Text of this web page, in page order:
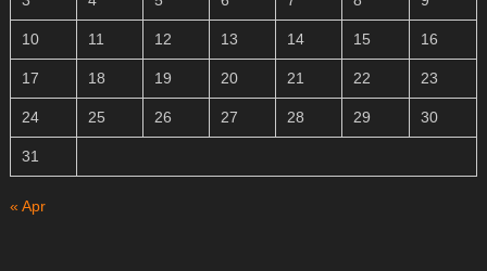
10 11 12 13 14 15 16
17 18 19 20 21 22 23
24 25 26 27 28 29 30
31
« Apr